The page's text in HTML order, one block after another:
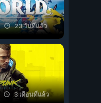
23 วันที่แล้ว
3 เดือนที่แล้ว